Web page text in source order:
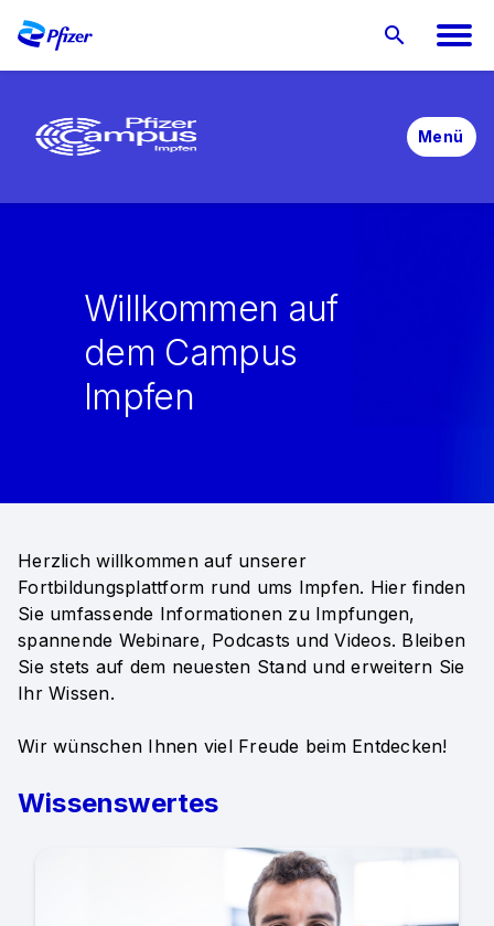
Menü
Willkommen auf
dem Campus
Impfen
Herzlich willkommen auf unserer
Fortbildungsplattform rund ums Impfen. Hier finden
Sie umfassende Informationen zu Impfungen,
spannende Webinare, Podcasts und Videos. Bleiben
Sie stets auf dem neuesten Stand und erweitern Sie
Ihr Wissen.
Wir wünschen Ihnen viel Freude beim Entdecken!
Wissenswertes